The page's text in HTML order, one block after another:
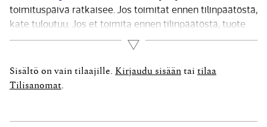
toimituspäivä ratkaisee. Jos toimitat ennen tilinpäätöstä,
kate tuloutuu. Jos et toimita ennen tilinpäätöstä, tuote
on varastossa hankintamenoon. Huom. et saa kikkailla
laskutuspäivällä. b. Ns. osatuloutuksen käyttöönotto tai
siitä luopuminen. 2. Valmistus omaan käyttöön a.
Kehittämismenojen...
Lue lisää
Sisältö on vain tilaajille. Kirjaudu sisään tai tilaa
Tilisanomat